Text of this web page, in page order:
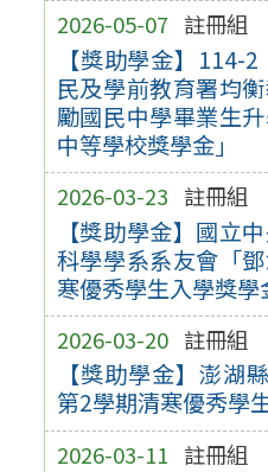
2026-05-07 註冊組
【獎助學金】114-
民及學前教育署均
勵國民中學畢業生
中等學校獎學金」
2026-03-23 註冊組
【獎助學金】國立
科學學系系友會「
寒優秀學生入學獎學
2026-03-20 註冊組
【獎助學金】澎湖
第2學期清寒優秀學
2026-03-11 註冊組